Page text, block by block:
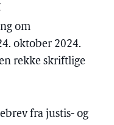
om
oktober 2024.
rekke skriftlige
fra justis- og